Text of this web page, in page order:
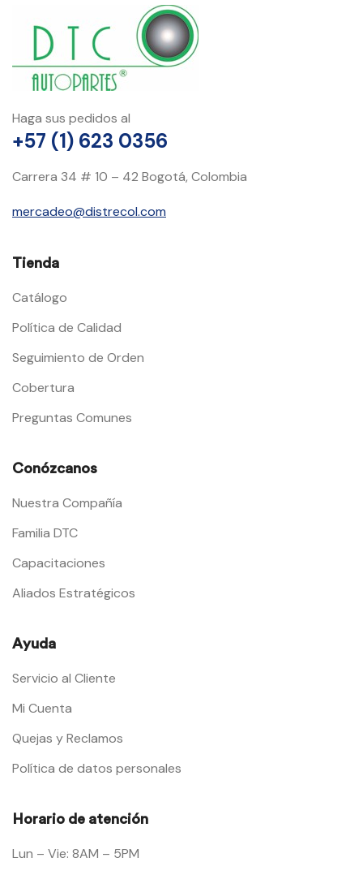
Haga sus pedidos al
+57 (1) 623 0356
Carrera 34 # 10 – 42 Bogotá, Colombia
mercadeo@distrecol.com
Tienda
Catálogo
Política de Calidad
Seguimiento de Orden
Cobertura
Preguntas Comunes
Conózcanos
Nuestra Compañía
Familia DTC
Capacitaciones
Aliados Estratégicos
Ayuda
Servicio al Cliente
Mi Cuenta
Quejas y Reclamos
Política de datos personales
Horario de atención
Lun – Vie: 8AM – 5PM